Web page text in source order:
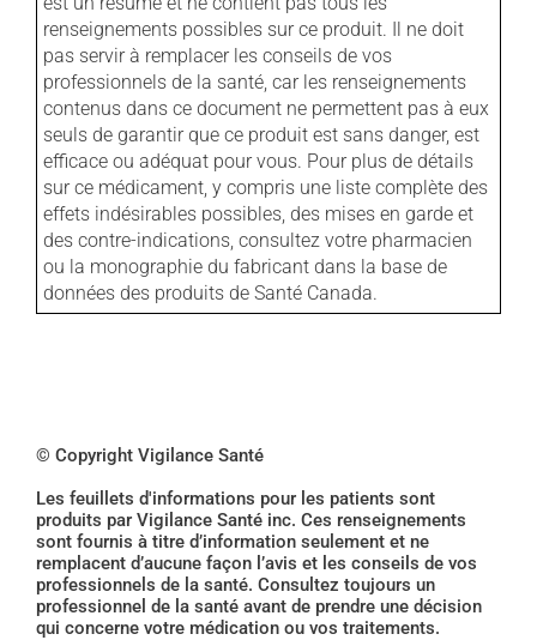
renseignements possibles sur ce produit. Il ne doit
pas servir à remplacer les conseils de vos
professionnels de la santé, car les renseignements
contenus dans ce document ne permettent pas à eux
seuls de garantir que ce produit est sans danger, est
efficace ou adéquat pour vous. Pour plus de détails
sur ce médicament, y compris une liste complète des
effets indésirables possibles, des mises en garde et
des contre-indications, consultez votre pharmacien
ou la monographie du fabricant dans la base de
données des produits de Santé Canada.
© Copyright Vigilance Santé
Les feuillets d'informations pour les patients sont
produits par Vigilance Santé inc. Ces renseignements
sont fournis à titre d’information seulement et ne
remplacent d’aucune façon l’avis et les conseils de vos
professionnels de la santé. Consultez toujours un
professionnel de la santé avant de prendre une décision
qui concerne votre médication ou vos traitements.